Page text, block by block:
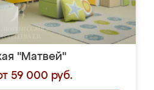
"Матвей"
59 000 руб.